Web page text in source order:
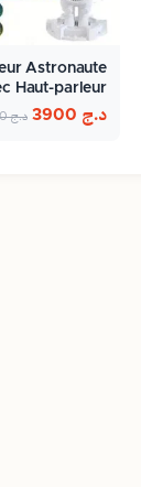
Astronaute
Haut-parleur
Bluetooth…
د.ج د.ج4900